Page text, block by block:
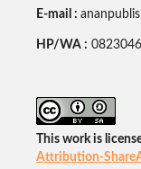
E-mail :
HP/WA :
This work is
Attribution-